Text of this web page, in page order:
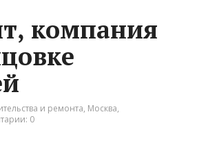
компания
и ремонта, Москва,
0